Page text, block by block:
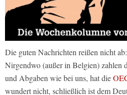
Die guten Nachrichten reißen nicht
Nirgendwo (außer in Belgien) zahlen
und Abgaben wie bei uns, hat die
wundert nicht, schließlich ist dem